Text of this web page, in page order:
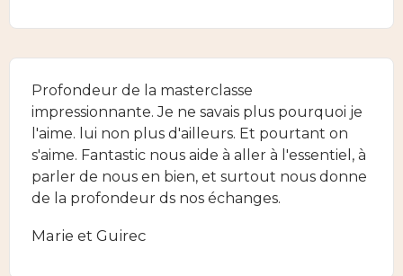
Profondeur de la masterclasse
impressionnante. Je ne savais plus pourquoi je
l'aime. lui non plus d'ailleurs. Et pourtant on
s'aime. Fantastic nous aide à aller à l'essentiel, à
parler de nous en bien, et surtout nous donne
de la profondeur ds nos échanges.
Marie et Guirec